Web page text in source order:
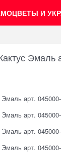
И
Эмаль